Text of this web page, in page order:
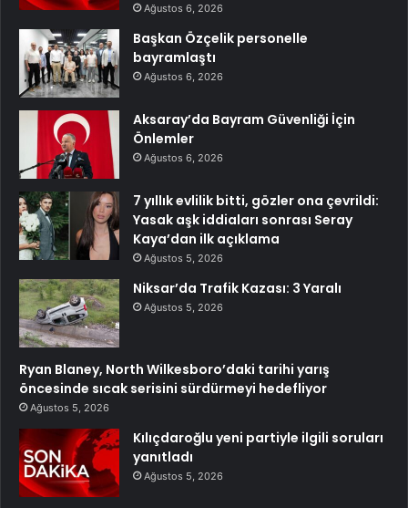
Ağustos 6, 2026
Başkan Özçelik personelle
bayramlaştı
Ağustos 6, 2026
Aksaray’da Bayram Güvenliği İçin
Önlemler
Ağustos 6, 2026
7 yıllık evlilik bitti, gözler ona çevrildi:
Yasak aşk iddiaları sonrası Seray
Kaya’dan ilk açıklama
Ağustos 5, 2026
Niksar’da Trafik Kazası: 3 Yaralı
Ağustos 5, 2026
Ryan Blaney, North Wilkesboro’daki tarihi yarış
öncesinde sıcak serisini sürdürmeyi hedefliyor
Ağustos 5, 2026
Kılıçdaroğlu yeni partiyle ilgili soruları
yanıtladı
Ağustos 5, 2026